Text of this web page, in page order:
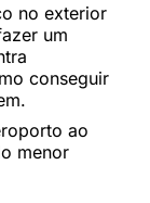
no exterior
um
conseguir
ao
menor